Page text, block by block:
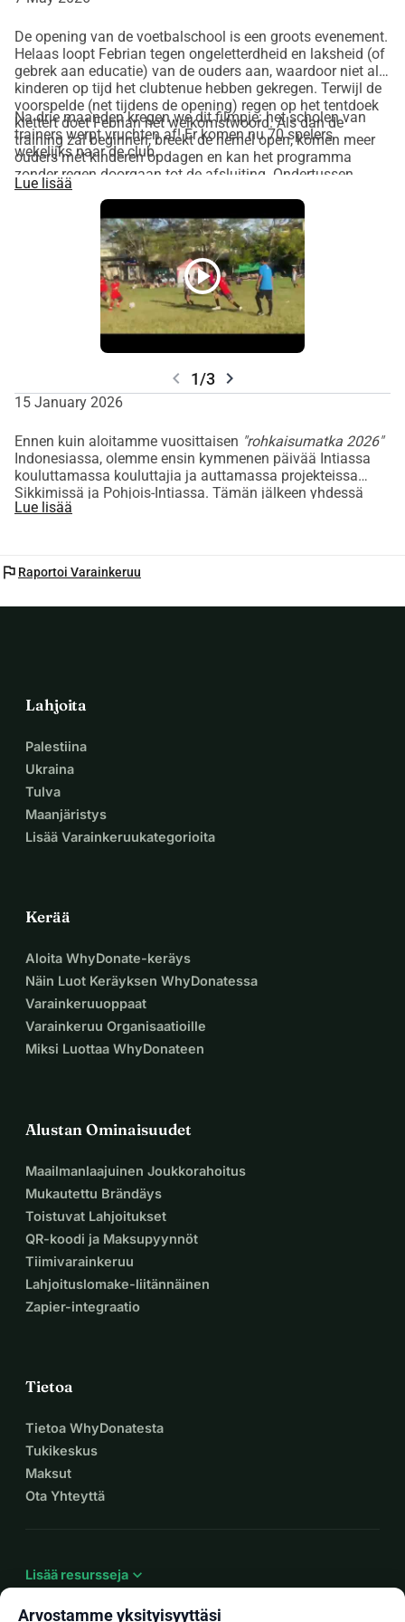
Ronald actief in februari op de school).
De opening van de voetbalschool is een groots evenement.
Helaas loopt Febrian tegen ongeletterdheid en laksheid (of
gebrek aan educatie) van de ouders aan, waardoor niet alle
kinderen op tijd het clubtenue hebben gekregen. Terwijl de
voorspelde (net tijdens de opening) regen op het tentdoek
klettert doet Febrian het welkomstwoord. Als dan de
training zal beginnen, breekt de hemel open, komen meer
ouders met kinderen opdagen en kan het programma
zonder regen doorgaan tot de afsluiting. Ondertussen
schoolt en motiveert Ronald de ouders en de trainers.
Na drie maanden kregen we dit filmpje: het scholen van
trainers werpt vruchten af! Er komen nu 70 spelers
wekelijks naar de club.
Lue lisää
play_circle
chevron_left 1/3 chevron_right
15 January 2026
Ennen kuin aloitamme vuosittaisen "rohkaisumatka 2026"
Indonesiassa, olemme ensin kymmenen päivää Intiassa
kouluttamassa kouluttajia ja auttamassa projekteissa
Sikkimissä ja Pohjois-Intiassa. Tämän jälkeen yhdessä
Barbara Lepezin kanssa
Lue lisää
flag Raportoi Varainkeruu
Lahjoita
Palestiina
Ukraina
Tulva
Maanjäristys
Lisää Varainkeruukategorioita
Kerää
Aloita WhyDonate-keräys
Näin Luot Keräyksen WhyDonatessa
Varainkeruuoppaat
Varainkeruu Organisaatioille
Miksi Luottaa WhyDonateen
Alustan Ominaisuudet
Maailmanlaajuinen Joukkorahoitus
Mukautettu Brändäys
Toistuvat Lahjoitukset
QR-koodi ja Maksupyynnöt
Tiimivarainkeruu
Lahjoituslomake-liitännäinen
Zapier-integraatio
Tietoa
Tietoa WhyDonatesta
Tukikeskus
Maksut
Ota Yhteyttä
Lisää resursseja expand_more
Arvostamme yksityisyyttäsi